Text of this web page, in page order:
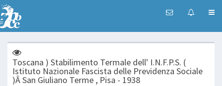
Toscana ) Stabilimento Termale dell' I.N.F.P.S. (
Istituto Nazionale Fascista delle Previdenza Sociale
)Â San Giuliano Terme , Pisa - 1938